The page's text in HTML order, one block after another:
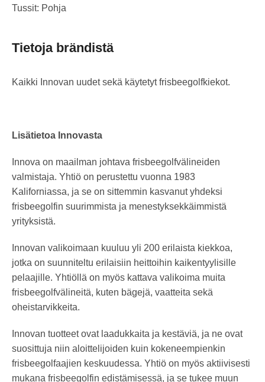
Tussit: Pohja
Tietoja brändistä
Kaikki Innovan uudet sekä käytetyt frisbeegolfkiekot.
Lisätietoa Innovasta
Innova on maailman johtava frisbeegolfvälineiden
valmistaja. Yhtiö on perustettu vuonna 1983
Kaliforniassa, ja se on sittemmin kasvanut yhdeksi
frisbeegolfin suurimmista ja menestyksekkäimmistä
yrityksistä.
Innovan valikoimaan kuuluu yli 200 erilaista kiekkoa,
jotka on suunniteltu erilaisiin heittoihin kaikentyylisille
pelaajille. Yhtiöllä on myös kattava valikoima muita
frisbeegolfvälineitä, kuten bägejä, vaatteita sekä
oheistarvikkeita.
Innovan tuotteet ovat laadukkaita ja kestäviä, ja ne ovat
suosittuja niin aloittelijoiden kuin kokeneempienkin
frisbeegolfaajien keskuudessa. Yhtiö on myös aktiivisesti
mukana frisbeegolfin edistämisessä, ja se tukee muun